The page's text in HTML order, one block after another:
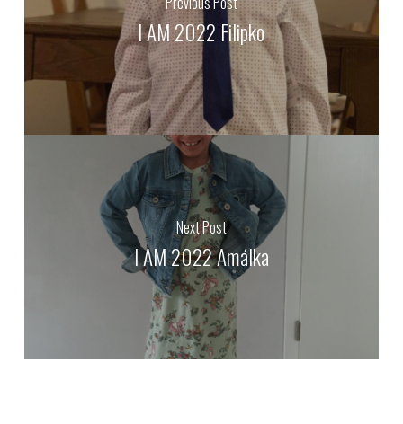
I AM 2022 Filipko
Next Post
I AM 2022 Amálka